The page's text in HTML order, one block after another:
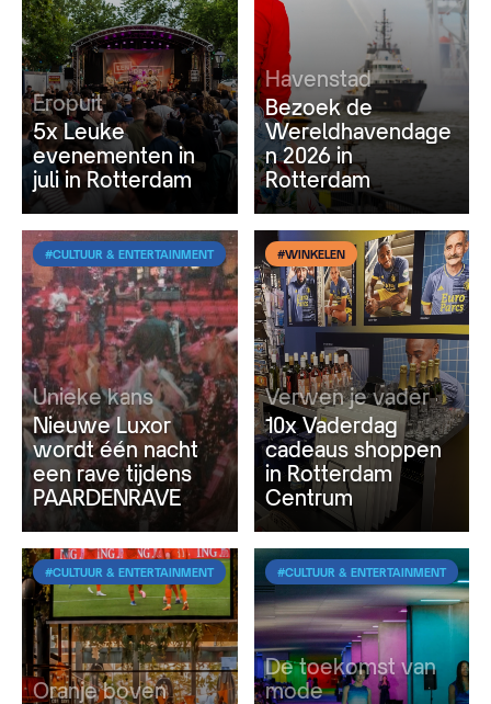
Eropuit
5x Leuke
evenementen in
juli in Rotterdam
Havenstad
Bezoek de
Wereldhavendage
n 2026 in
Rotterdam
#CULTUUR & ENTERTAINMENT
Unieke kans
Nieuwe Luxor
wordt één nacht
een rave tijdens
PAARDENRAVE
#WINKELEN
Verwen je vader
10x Vaderdag
cadeaus shoppen
in Rotterdam
Centrum
#CULTUUR & ENTERTAINMENT
Oranje boven
#CULTUUR & ENTERTAINMENT
De toekomst van
mode